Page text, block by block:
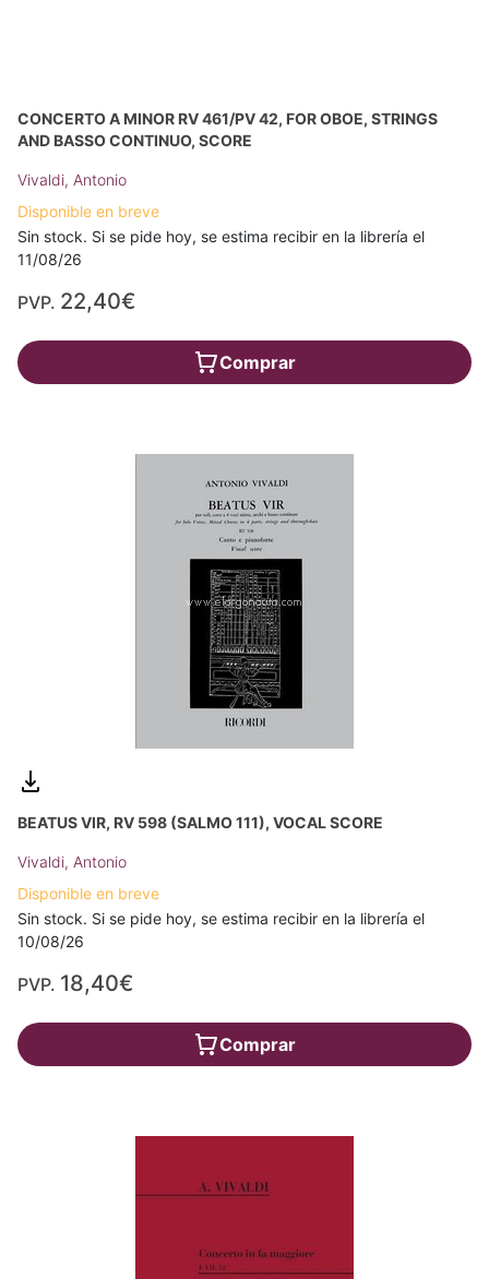
CONCERTO A MINOR RV 461/PV 42, FOR OBOE, STRINGS
AND BASSO CONTINUO, SCORE
Vivaldi, Antonio
Disponible en breve
Sin stock. Si se pide hoy, se estima recibir en la librería el
11/08/26
PVP. 22,40€
Comprar
BEATUS VIR, RV 598 (SALMO 111), VOCAL SCORE
Vivaldi, Antonio
Disponible en breve
Sin stock. Si se pide hoy, se estima recibir en la librería el
10/08/26
PVP. 18,40€
Comprar